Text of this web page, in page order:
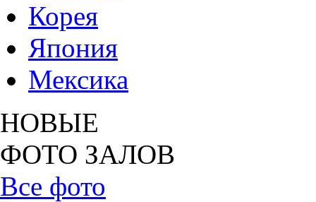
Корея
Япония
Мексика
НОВЫЕ
ФОТО ЗАЛОВ
Все фото